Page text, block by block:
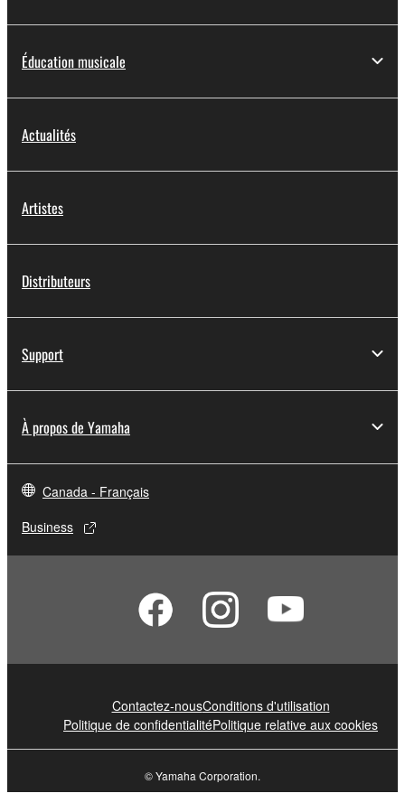
Éducation musicale
Actualités
Artistes
Distributeurs
Support
À propos de Yamaha
Canada - Français
Business
Contactez-nousConditions d'utilisation
Politique de confidentialitéPolitique relative aux cookies
© Yamaha Corporation.